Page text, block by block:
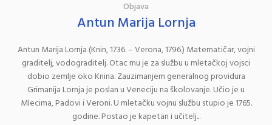
Objava
Antun Marija Lornja
Antun Marija Lornja (Knin, 1736. – Verona, 1796.) Matematičar, vojni
graditelj, vodograditelj. Otac mu je za službu u mletačkoj vojsci
dobio zemlje oko Knina. Zauzimanjem generalnog providura
Grimanija Lornja je poslan u Veneciju na školovanje. Učio je u
Mlecima, Padovi i Veroni. U mletačku vojnu službu stupio je 1765.
godine. Postao je kapetan i učitelj...